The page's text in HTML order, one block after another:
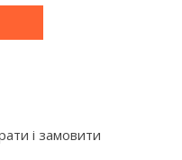
і замовити